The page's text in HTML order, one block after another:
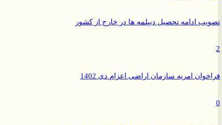
ادامه تحصیل دیپلمه ها در خارج از کشور
امریه سازمان اراضی اعزام دی 1402